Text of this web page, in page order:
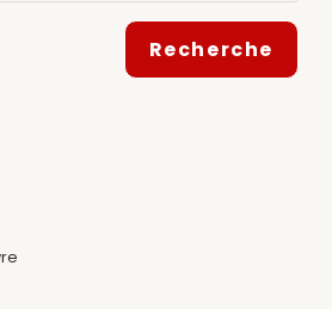
Recherche